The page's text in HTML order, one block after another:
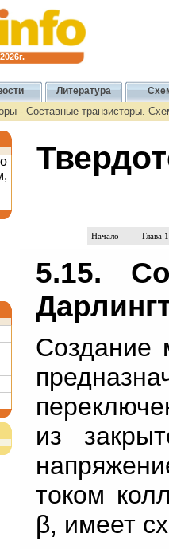
Литература
- Составные транзисторы.
Начало Глава 1
5.15.
Создание
из
током
β, имеет